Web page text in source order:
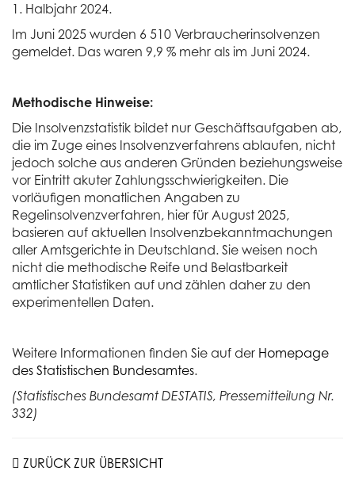
1. Halbjahr 2024.
Im Juni 2025 wurden 6 510 Verbraucherinsolvenzen
gemeldet. Das waren 9,9 % mehr als im Juni 2024.
Methodische Hinweise:
Die Insolvenzstatistik bildet nur Geschäftsaufgaben ab,
die im Zuge eines Insolvenzverfahrens ablaufen, nicht
jedoch solche aus anderen Gründen beziehungsweise
vor Eintritt akuter Zahlungsschwierigkeiten. Die
vorläufigen monatlichen Angaben zu
Regelinsolvenzverfahren, hier für August 2025,
basieren auf aktuellen Insolvenzbekanntmachungen
aller Amtsgerichte in Deutschland. Sie weisen noch
nicht die methodische Reife und Belastbarkeit
amtlicher Statistiken auf und zählen daher zu den
experimentellen Daten.
Weitere Informationen finden Sie auf der Homepage
des Statistischen Bundesamtes.
(Statistisches Bundesamt DESTATIS, Pressemitteilung Nr.
332)
ZURÜCK ZUR ÜBERSICHT